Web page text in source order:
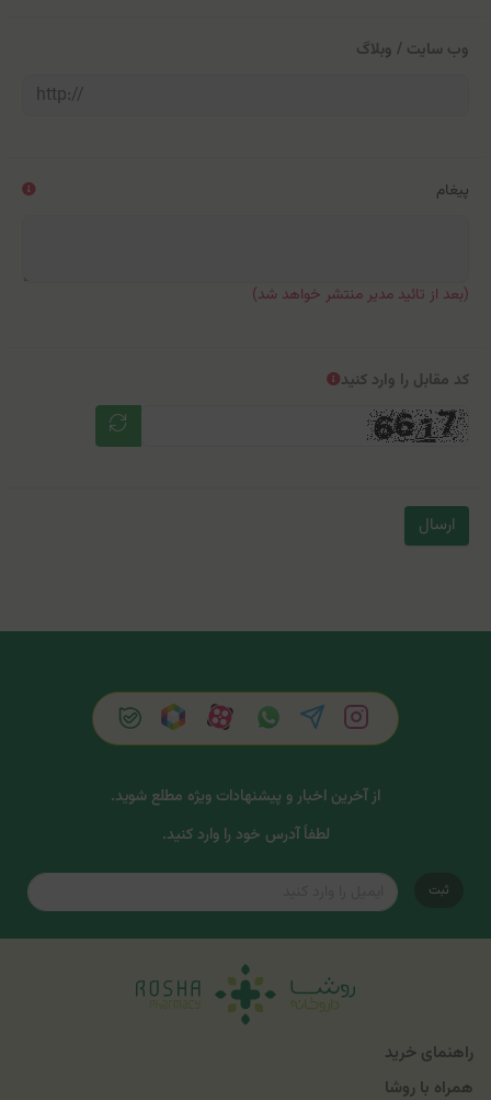
وب سایت / وبلاگ
پیغام
(بعد از تائید مدیر منتشر خواهد شد)
کد مقابل را وارد کنید
ارسال
از آخرین اخبار و پیشنهادات ویژه مطلع شوید.
لطفاً آدرس خود را وارد کنید.
ثبت
راهنمای خرید
همراه با روشا